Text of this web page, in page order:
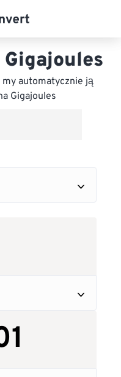
my automatycznie ją
Gigajoules